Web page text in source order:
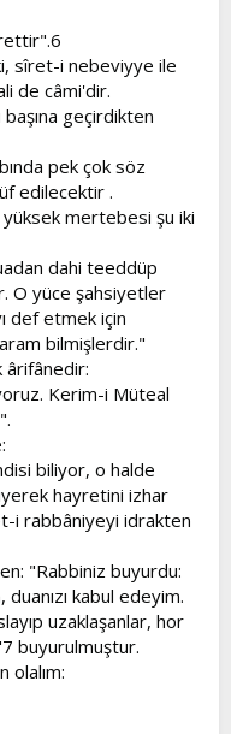
sîret-i nebeviyye ile
de câmi'dir.
geçirdikten
pek çok söz
edilecektir .
yüksek mertebesi şu iki
dahi teeddüp
O yüce şahsiyetler
def etmek için
bilmişlerdir."
ârifânedir:
Kerim-i Müteal
biliyor, o halde
hayretini izhar
i rabbâniyeyi idrakten
"Rabbiniz buyurdu:
kabul edeyim.
uzaklaşanlar, hor
buyurulmuştur.
olalım: